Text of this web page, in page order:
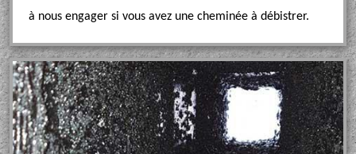
à nous engager si vous avez une cheminée à débistrer.